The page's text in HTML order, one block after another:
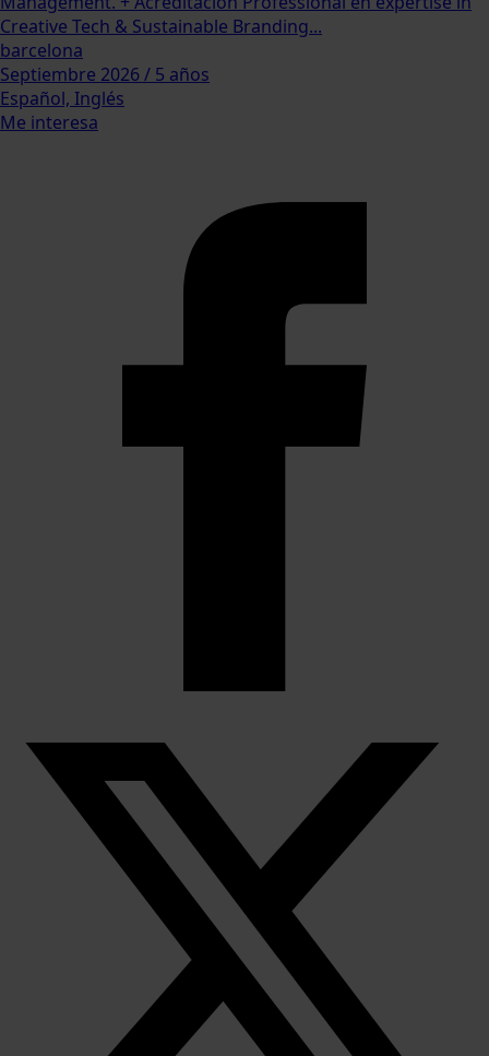
Creative Tech & Sustainable Branding...
barcelona
Septiembre 2026 / 5 años
Español, Inglés
Me interesa